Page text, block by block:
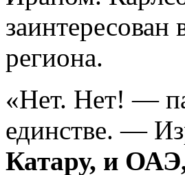
региона.
«Нет. Нет! —
единстве. —
Катару, и